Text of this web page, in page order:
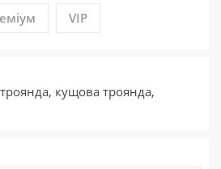
VIP
кущова троянда,